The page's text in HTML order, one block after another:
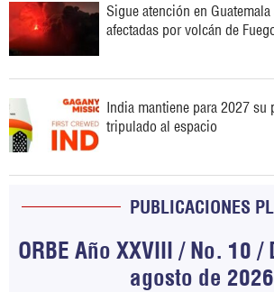
Sigue atención en Guatemala
afectadas por volcán de
India mantiene para 2027 su
tripulado al espacio
PUBLICACIONES PL
ORBE Año XXVIII / No. 10
agosto de 2026